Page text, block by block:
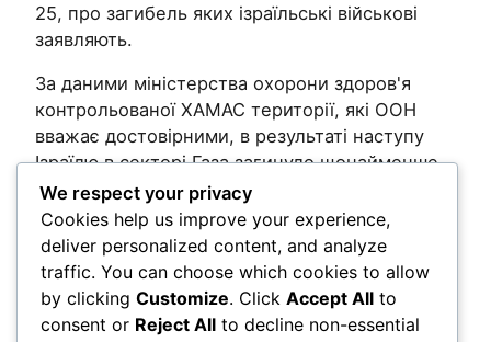
25, про загибель яких ізраїльські військові
заявляють.
За даними міністерства охорони здоров'я
контрольованої ХАМАС території, які ООН
вважає достовірними, в результаті наступу
Ізраїлю в секторі Газа загинуло щонайменше
66 005 осіб, в основному мирні жителі.
Post Views:
167
Comments
We respect your privacy
Cookies help us improve your experience,
deliver personalized content, and analyze
traffic. You can choose which cookies to allow
by clicking Customize. Click Accept All to
consent or Reject All to decline non-essential